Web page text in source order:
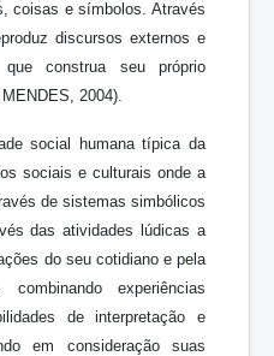
coisas e símbolos. Através
discursos externos e
construa seu próprio
2004).
social humana típica da
sociais e culturais onde a
de sistemas simbólicos
das atividades lúdicas a
do seu cotidiano e pela
experiências
de interpretação e
em consideração suas